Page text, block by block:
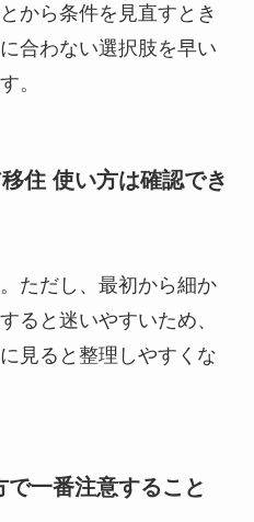
から条件を見直すとき
合わない選択肢を早い
。
住 使い方は確認でき
ただし、最初から細か
ると迷いやすいため、
見ると整理しやすくな
一番注意すること